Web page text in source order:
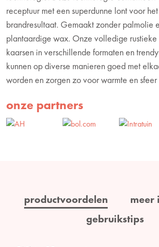
receptuur met een superdunne lont voor
brandresultaat. Gemaakt zonder palmolie
plantaardige wax. Onze volledige
kaarsen in verschillende formaten en
kunnen op diverse manieren goed met
worden en zorgen zo voor warmte en sfeer
onze partners
productvoordelen
meer
gebruikstips